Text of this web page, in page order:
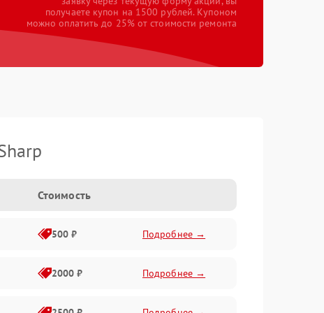
получаете купон на 1500 рублей. Купоном
можно оплатить до 25% от стоимости ремонта
Стоимость
500 ₽ Подробнее →
2000 ₽ Подробнее →